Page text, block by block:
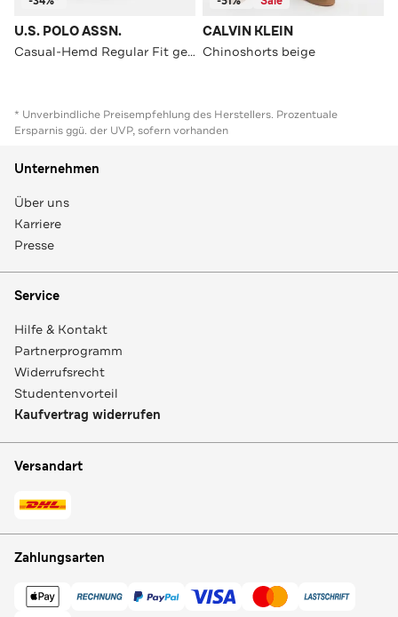
U.S. POLO ASSN.
Casual-Hemd Regular Fit gestreift
CALVIN KLEIN
Chinoshorts beige
* Unverbindliche Preisempfehlung des Herstellers. Prozentuale
Ersparnis ggü. der UVP, sofern vorhanden
Unternehmen
Über uns
Karriere
Presse
Service
Hilfe & Kontakt
Partnerprogramm
Widerrufsrecht
Studentenvorteil
Kaufvertrag widerrufen
Versandart
Zahlungsarten